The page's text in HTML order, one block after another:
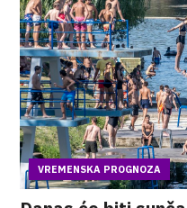
VREMENSKA PROGNOZA